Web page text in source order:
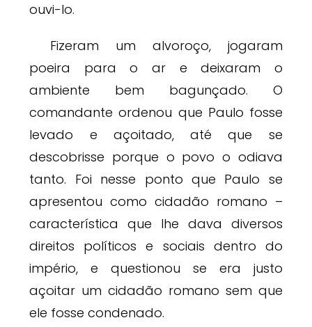
ouvi-lo.
Fizeram um alvoroço, jogaram
poeira para o ar e deixaram o
ambiente bem bagunçado. O
comandante ordenou que Paulo fosse
levado e açoitado, até que se
descobrisse porque o povo o odiava
tanto. Foi nesse ponto que Paulo se
apresentou como cidadão romano –
característica que lhe dava diversos
direitos políticos e sociais dentro do
império, e questionou se era justo
açoitar um cidadão romano sem que
ele fosse condenado.